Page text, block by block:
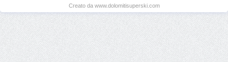
Creato da www.dolomitisuperski.com